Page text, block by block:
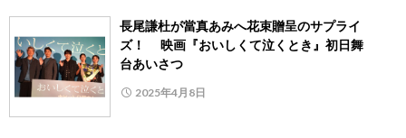
長尾謙杜が當真あみへ花束贈呈のサプライ
ズ！ 映画『おいしくて泣くとき』初日舞
台あいさつ
2025年4月8日